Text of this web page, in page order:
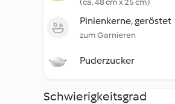
(ca. 48 cm x 25 cm)
Pinienkerne, geröstet
zum Garnieren
Puderzucker
Schwierigkeitsgrad